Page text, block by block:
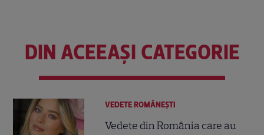
DIN ACEEAȘI CATEGORIE
VEDETE ROMÂNEŞTI
Vedete din România care au